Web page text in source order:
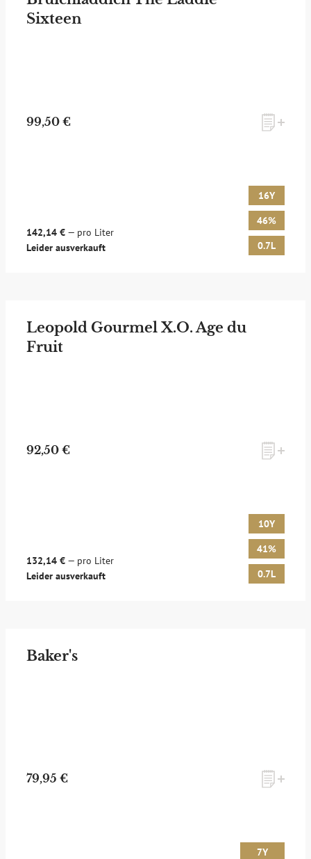
Sixteen
99,50 €
142,14 € — pro Liter
Leider ausverkauft
16Y
46%
0.7L
Leopold Gourmel X.O. Age du
Fruit
92,50 €
132,14 € — pro Liter
Leider ausverkauft
10Y
41%
0.7L
Baker's
79,95 €
7Y
Möchten Sie ein für Newsletter-Abonnenten exklusives
auf dem Laufenden gehalten werden? Dann melden Sie sich